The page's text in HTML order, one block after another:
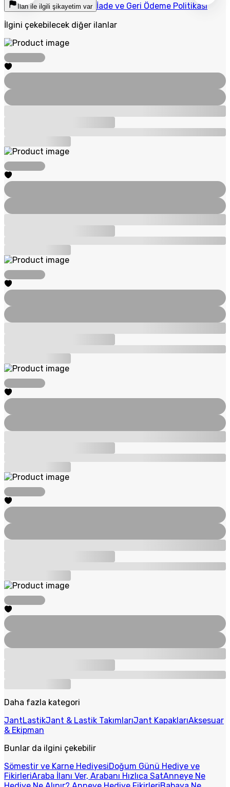
İlan ile ilgili şikayetim var İade ve Geri Ödeme Politikası
İlgini çekebilecek diğer ilanlar
Daha fazla kategori
JantLastikJant & Lastik TakımlarıJant KapaklarıAksesuar
& Ekipman
Bunlar da ilgini çekebilir
Sömestir ve Karne HediyesiDoğum Günü Hediye ve
FikirleriAraba İlanı Ver, Arabanı Hızlıca SatAnneye Ne